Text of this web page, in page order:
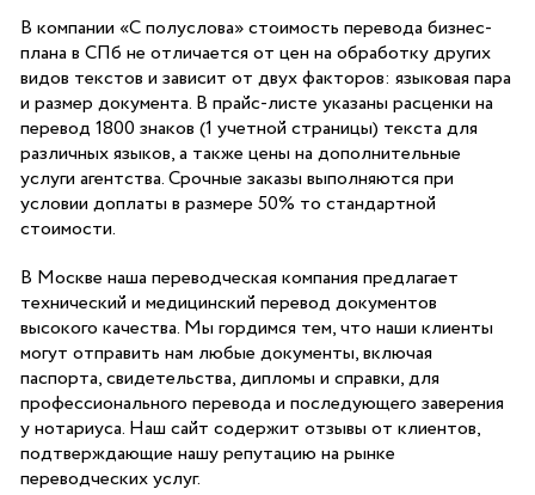
В компании «С полуслова» стоимость перевода бизнес-
плана в СПб не отличается от цен на обработку других
видов текстов и зависит от двух факторов: языковая пара
и размер документа. В прайс-листе указаны расценки на
перевод 1800 знаков (1 учетной страницы) текста для
различных языков, а также цены на дополнительные
услуги агентства. Срочные заказы выполняются при
условии доплаты в размере 50% то стандартной
стоимости.
В Москве наша переводческая компания предлагает
технический и медицинский перевод документов
высокого качества. Мы гордимся тем, что наши клиенты
могут отправить нам любые документы, включая
паспорта, свидетельства, дипломы и справки, для
профессионального перевода и последующего заверения
у нотариуса. Наш сайт содержит отзывы от клиентов,
подтверждающие нашу репутацию на рынке
переводческих услуг.